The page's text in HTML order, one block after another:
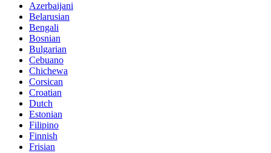
Azerbaijani
Belarusian
Bengali
Bosnian
Bulgarian
Cebuano
Chichewa
Corsican
Croatian
Dutch
Estonian
Filipino
Finnish
Frisian